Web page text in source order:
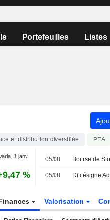
Portefeuilles Listes
et distribution diversifiée PEA
1 janv.
%
05/08
05/08
Valorisation